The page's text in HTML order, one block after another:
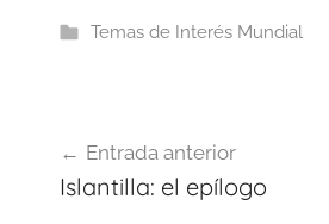
Temas de Interés Mundial
de
Entrada anterior
Islantilla: el epílogo